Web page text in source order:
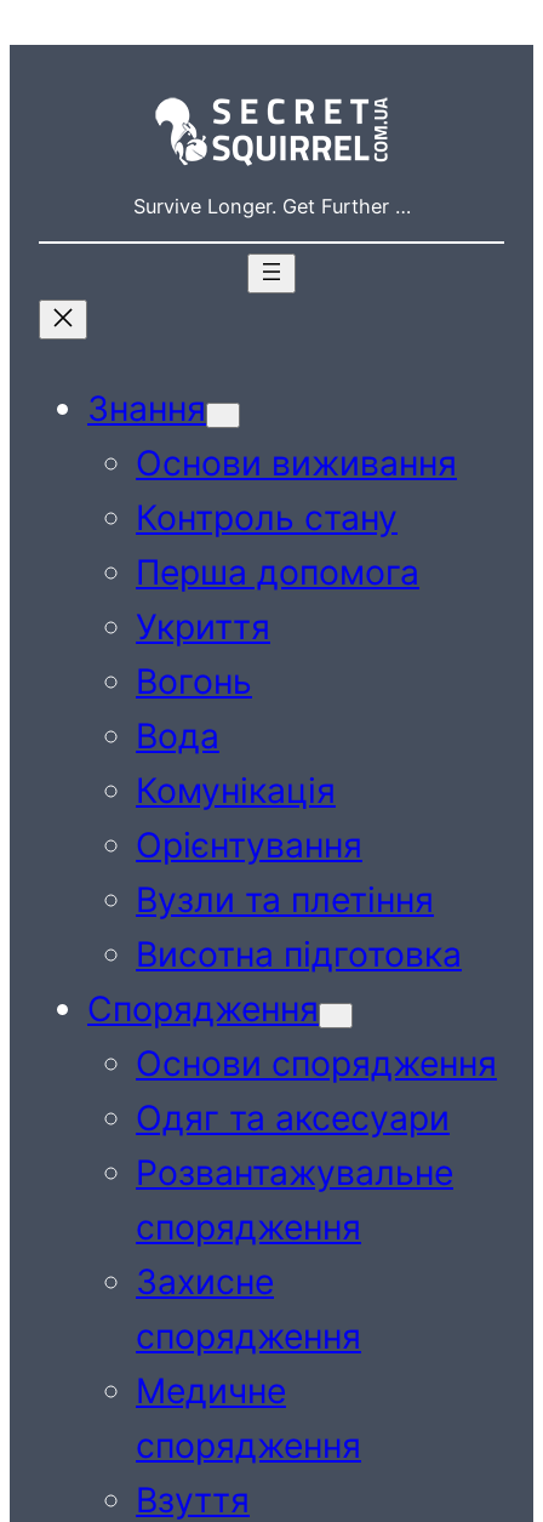
Survive Longer. Get Further …
Знання
Основи виживання
Контроль стану
Перша допомога
Укриття
Вогонь
Вода
Комунікація
Орієнтування
Вузли та плетіння
Висотна підготовка
Спорядження
Основи спорядження
Одяг та аксесуари
Розвантажувальне
спорядження
Захисне
спорядження
Медичне
спорядження
Взуття